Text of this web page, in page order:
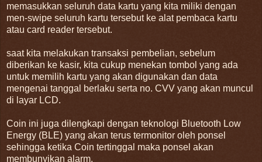
memasukkan seluruh data kartu yang kita miliki dengan
men-swipe seluruh kartu tersebut ke alat pembaca kartu
atau card reader tersebut.
saat kita melakukan transaksi pembelian, sebelum
diberikan ke kasir, kita cukup menekan tombol yang ada
untuk memilih kartu yang akan digunakan dan data
mengenai tanggal berlaku serta no. CVV yang akan muncul
di layar LCD.
Coin ini juga dilengkapi dengan teknologi Bluetooth Low
Energy (BLE) yang akan terus termonitor oleh ponsel
sehingga ketika Coin tertinggal maka ponsel akan
membunyikan alarm.